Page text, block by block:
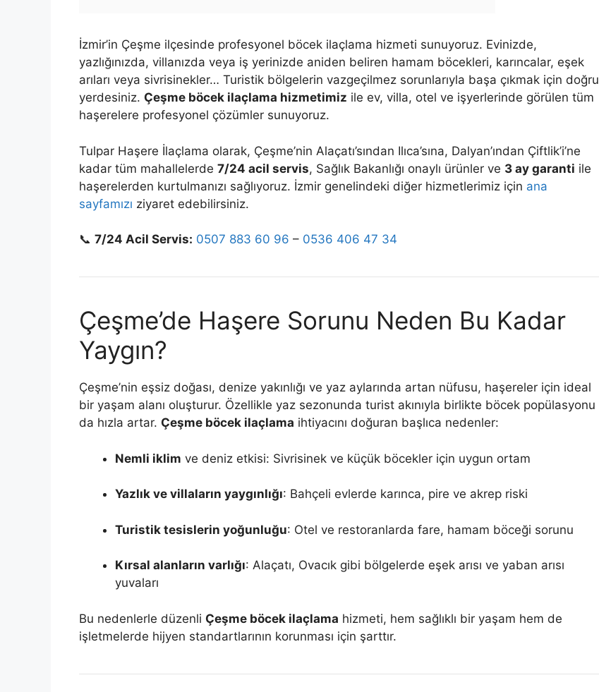
İzmir’in Çeşme ilçesinde profesyonel böcek ilaçlama hizmeti sunuyoruz. Evinizde,
yazlığınızda, villanızda veya iş yerinizde aniden beliren hamam böcekleri, karıncalar, eşek
arıları veya sivrisinekler… Turistik bölgelerin vazgeçilmez sorunlarıyla başa çıkmak için doğru
yerdesiniz. Çeşme böcek ilaçlama hizmetimiz ile ev, villa, otel ve işyerlerinde görülen tüm
haşerelere profesyonel çözümler sunuyoruz.
Tulpar Haşere İlaçlama olarak, Çeşme’nin Alaçatı’sından Ilıca’sına, Dalyan’ından Çiftlik’i’ne
kadar tüm mahallelerde 7/24 acil servis, Sağlık Bakanlığı onaylı ürünler ve 3 ay garanti ile
haşerelerden kurtulmanızı sağlıyoruz. İzmir genelindeki diğer hizmetlerimiz için ana
sayfamızı ziyaret edebilirsiniz.
📞 7/24 Acil Servis: 0507 883 60 96 – 0536 406 47 34
Çeşme’de Haşere Sorunu Neden Bu Kadar
Yaygın?
Çeşme’nin eşsiz doğası, denize yakınlığı ve yaz aylarında artan nüfusu, haşereler için ideal
bir yaşam alanı oluşturur. Özellikle yaz sezonunda turist akınıyla birlikte böcek popülasyonu
da hızla artar. Çeşme böcek ilaçlama ihtiyacını doğuran başlıca nedenler:
Nemli iklim ve deniz etkisi: Sivrisinek ve küçük böcekler için uygun ortam
Yazlık ve villaların yaygınlığı: Bahçeli evlerde karınca, pire ve akrep riski
Turistik tesislerin yoğunluğu: Otel ve restoranlarda fare, hamam böceği sorunu
Kırsal alanların varlığı: Alaçatı, Ovacık gibi bölgelerde eşek arısı ve yaban arısı
yuvaları
Bu nedenlerle düzenli Çeşme böcek ilaçlama hizmeti, hem sağlıklı bir yaşam hem de
işletmelerde hijyen standartlarının korunması için şarttır.